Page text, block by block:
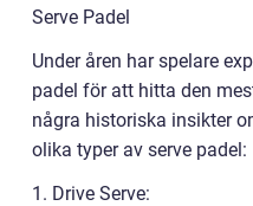
Serve Padel
Under åren har spelare
padel för att hitta den
några historiska insikter
olika typer av serve padel:
1. Drive Serve: